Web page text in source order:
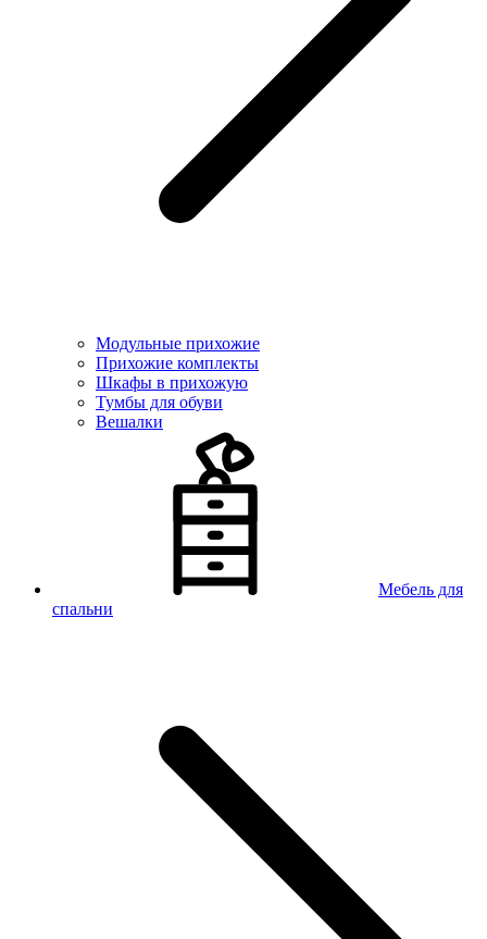
Модульные прихожие
Прихожие комплекты
Шкафы в прихожую
Тумбы для обуви
Вешалки
Мебель для
спальни